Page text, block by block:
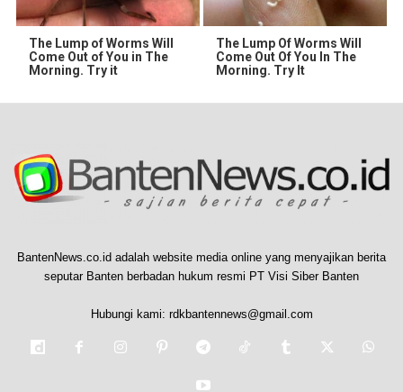
The Lump of Worms Will
Come Out of You in The
Morning. Try it
The Lump Of Worms Will
Come Out Of You In The
Morning. Try It
BantenNews.co.id adalah website media online yang menyajikan berita
seputar Banten berbadan hukum resmi PT Visi Siber Banten
Hubungi kami: rdkbantennews@gmail.com